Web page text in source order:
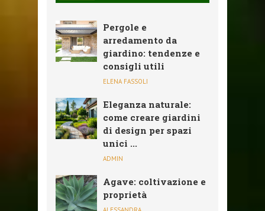
Pergole e
arredamento da
giardino: tendenze e
consigli utili
ELENA FASSOLI
Eleganza naturale:
come creare giardini
di design per spazi
unici ...
ADMIN
Agave: coltivazione e
proprietà